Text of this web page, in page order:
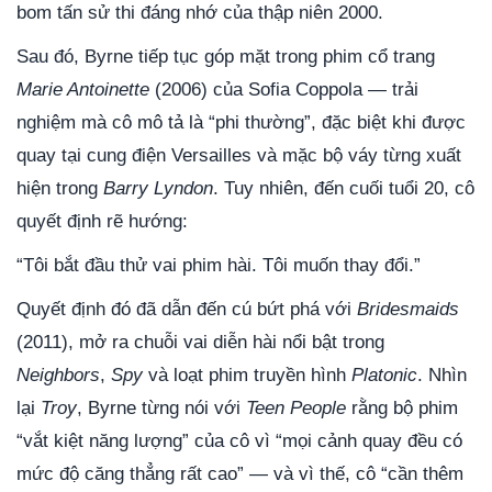
bom tấn sử thi đáng nhớ của thập niên 2000.
Sau đó, Byrne tiếp tục góp mặt trong phim cổ trang
Marie Antoinette (2006) của Sofia Coppola — trải
nghiệm mà cô mô tả là “phi thường”, đặc biệt khi được
quay tại cung điện Versailles và mặc bộ váy từng xuất
hiện trong Barry Lyndon. Tuy nhiên, đến cuối tuổi 20, cô
quyết định rẽ hướng:
“Tôi bắt đầu thử vai phim hài. Tôi muốn thay đổi.”
Quyết định đó đã dẫn đến cú bứt phá với Bridesmaids
(2011), mở ra chuỗi vai diễn hài nổi bật trong
Neighbors, Spyvà loạt phim truyền hình Platonic. Nhìn
lại Troy, Byrne từng nói với Teen People rằng bộ phim
“vắt kiệt năng lượng” của cô vì “mọi cảnh quay đều có
mức độ căng thẳng rất cao” — và vì thế, cô “cần thêm